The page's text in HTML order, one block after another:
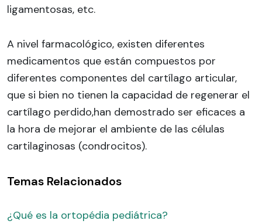
ligamentosas, etc.
A nivel farmacológico, existen diferentes
medicamentos que están compuestos por
diferentes componentes del cartílago articular,
que si bien no tienen la capacidad de regenerar el
cartílago perdido,han demostrado ser eficaces a
la hora de mejorar el ambiente de las células
cartilaginosas (condrocitos).
Temas Relacionados
¿Qué es la ortopédia pediátrica?